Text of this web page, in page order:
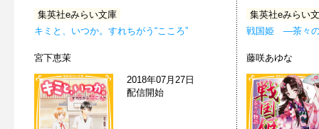
集英社eみらい文庫
キミと、いつか。すれちがう“こころ”
宮下恵茉
2018年07月27日
配信開始
集英社eみらい
戦国姫 ―茶々
藤咲あゆな